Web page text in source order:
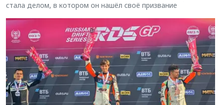
стала делом, в котором он нашёл своё призвание